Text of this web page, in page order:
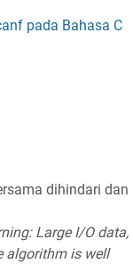
pada Bahasa C
dihindari dan
Large I/O data,
algorithm is well